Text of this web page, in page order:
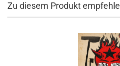
Zu diesem Produkt